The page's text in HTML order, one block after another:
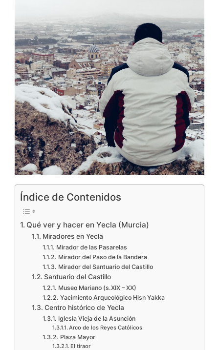
Índice de Contenidos
Qué ver y hacer en Yecla (Murcia)
Miradores en Yecla
Mirador de las Pasarelas
Mirador del Paso de la Bandera
Mirador del Santuario del Castillo
Santuario del Castillo
Museo Mariano (s.XIX – XX)
Yacimiento Arqueológico Hisn Yakka
Centro histórico de Yecla
Iglesia Vieja de la Asunción
Arco de los Reyes Católicos
Plaza Mayor
El tiraor